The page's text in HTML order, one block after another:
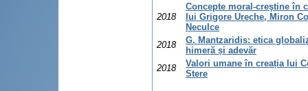
2018
Concepte moral-creştine în
lui Grigore Ureche, Miron
Neculce
2018
G. Mantzaridis: etica
himeră și adevăr
2018
Valori umane în creația lui
Stere